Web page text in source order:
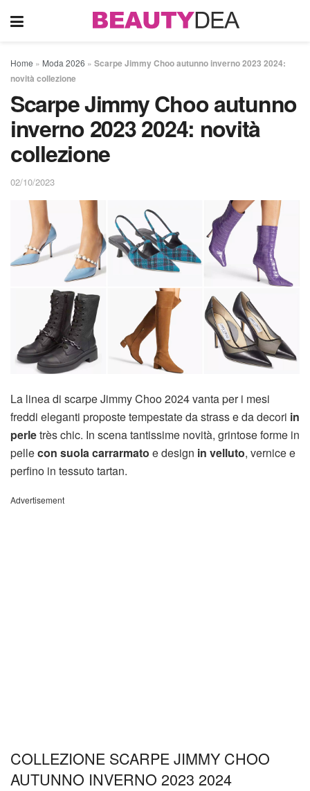
Home » Moda 2026 » Scarpe Jimmy Choo autunno inverno 2023 2024:
novità collezione
Scarpe Jimmy Choo autunno
inverno 2023 2024: novità
collezione
02/10/2023
La linea di scarpe Jimmy Choo 2024 vanta per i mesi
freddi eleganti proposte tempestate da strass e da decori in
perletrès chic. In scena tantissime novità, grintose forme in
pellecon suola carrarmato e design in velluto, vernice e
perfino in tessuto tartan.
Advertisement
COLLEZIONE SCARPE JIMMY CHOO
AUTUNNO INVERNO 2023 2024